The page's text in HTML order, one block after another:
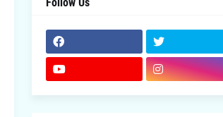
Follow Us